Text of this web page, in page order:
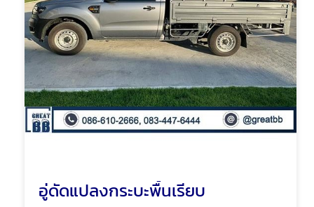
อู่ดัดแปลงกระบะพื้นเรียบ